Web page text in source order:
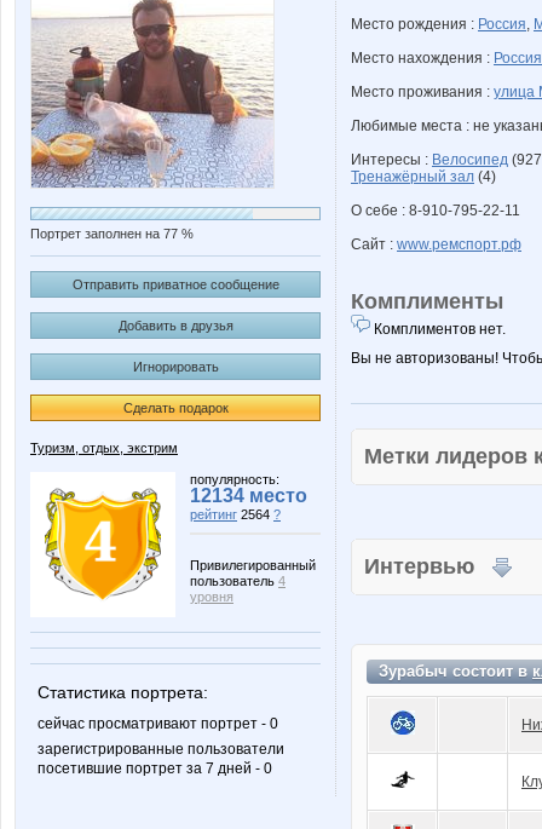
Портрет заполнен на 77 %
Отправить приватное сообщение
Добавить в друзья
Игнорировать
Сделать подарок
Туризм, отдых, экстрим
популярность:
12134 место
рейтинг 2564 ?
Привилегированный
пользователь 4
уровня
Статистика портрета:
сейчас просматривают портрет - 0
зарегистрированные пользователи
посетившие портрет за 7 дней - 0
Место рождения : Россия,
Место нахождения : Россия
Место проживания : улица
Любимые места : не
Интересы : Велосипед
Тренажёрный зал (4)
О себе : 8-910-795-22-11
Сайт : www.ремспорт.рф
Комплименты
Комплиментов нет.
Вы не авторизованы!
Метки
Интервью
Зурабыч состоит в